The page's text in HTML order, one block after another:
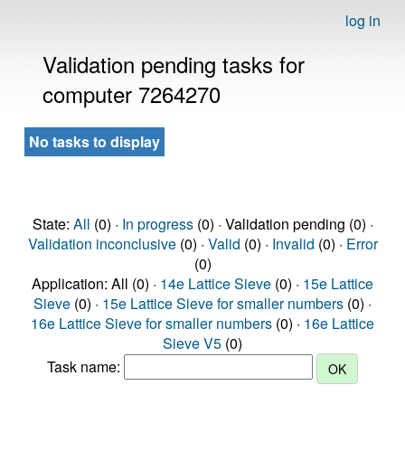
log in
Validation pending tasks for
computer 7264270
No tasks to display
State: All (0) · In progress(0) · Validation pending (0) ·
Validation inconclusive(0) · Valid (0) · Invalid (0) · Error
(0)
Application: All (0) · 14e Lattice Sieve (0) · 15e Lattice
Sieve (0) · 15e Lattice Sieve for smaller numbers (0) ·
16e Lattice Sieve for smaller numbers (0) · 16e Lattice
Sieve V5 (0)
Task name: